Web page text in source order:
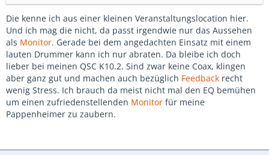
Die kenne ich aus einer kleinen Veranstaltungslocation hier.
Und ich mag die nicht, da passt irgendwie nur das Aussehen
als Monitor. Gerade bei dem angedachten Einsatz mit einem
lauten Drummer kann ich nur abraten. Da bleibe ich doch
lieber bei meinen QSC K10.2. Sind zwar keine Coax, klingen
aber ganz gut und machen auch bezüglich Feedback recht
wenig Stress. Ich brauch da meist nicht mal den EQ bemühen
um einen zufriedenstellenden Monitor für meine
Pappenheimer zu zaubern.